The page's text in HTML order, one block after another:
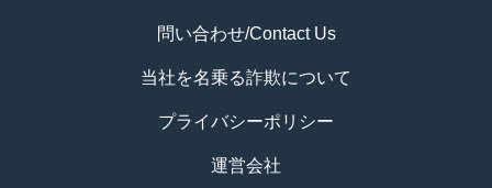
問い合わせ/Contact Us
当社を名乗る詐欺について
プライバシーポリシー
運営会社